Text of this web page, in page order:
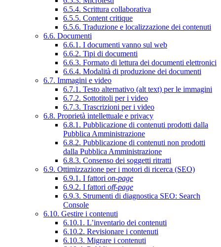
6.5.4. Scrittura collaborativa
6.5.5. Content critique
6.5.6. Traduzione e localizzazione dei contenuti
6.6. Documenti
6.6.1. I documenti vanno sul web
6.6.2. Tipi di documenti
6.6.3. Formato di lettura dei documenti elettronici
6.6.4. Modalità di produzione dei documenti
6.7. Immagini e video
6.7.1. Testo alternativo (alt text) per le immagini
6.7.2. Sottotitoli per i video
6.7.3. Trascrizioni per i video
6.8. Proprietà intellettuale e privacy
6.8.1. Pubblicazione di contenuti prodotti dalla
Pubblica Amministrazione
6.8.2. Pubblicazione di contenuti non prodotti
dalla Pubblica Amministrazione
6.8.3. Consenso dei soggetti ritratti
6.9. Ottimizzazione per i motori di ricerca (SEO)
6.9.1. I fattori on-page
6.9.2. I fattori off-page
6.9.3. Strumenti di diagnostica SEO: Search
Console
6.10. Gestire i contenuti
6.10.1. L’inventario dei contenuti
6.10.2. Revisionare i contenuti
6.10.3. Migrare i contenuti